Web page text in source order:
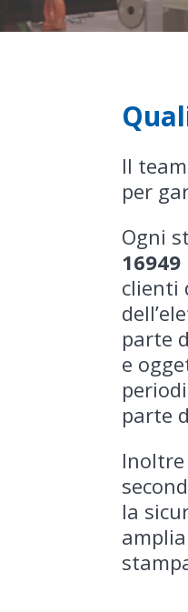
Il
per
Ogni
16949
clienti
parte
e
parte
la